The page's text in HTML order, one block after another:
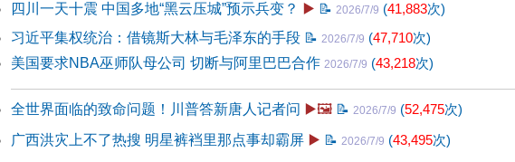
四川一天十震 中国多地“黑云压城”预示兵变？ ▶️ 📝 2026/7/9 (41,883次)
习近平集权统治：借镜斯大林与毛泽东的手段 📝 2026/7/9 (47,710次)
美国要求NBA巫师队母公司 切断与阿里巴巴合作 2026/7/9 (43,218次)
全世界面临的致命问题！川普答新唐人记者问 ▶️🖼️ 📝 2026/7/9 (52,475次)
广西洪灾上不了热搜 明星裤裆里那点事却霸屏 ▶️ 📝 2026/7/9 (43,495次)